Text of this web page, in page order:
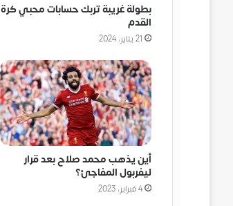
بطولة غريبة تربك حسابات محبي كرة
القدم
21 يناير، 2024
أين يذهب محمد صلاح بعد قرار
ليفربول المفاجئ؟
4 فبراير، 2023